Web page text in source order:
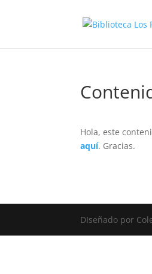
Hola, este
aquí. Gracias.
DIseñado por